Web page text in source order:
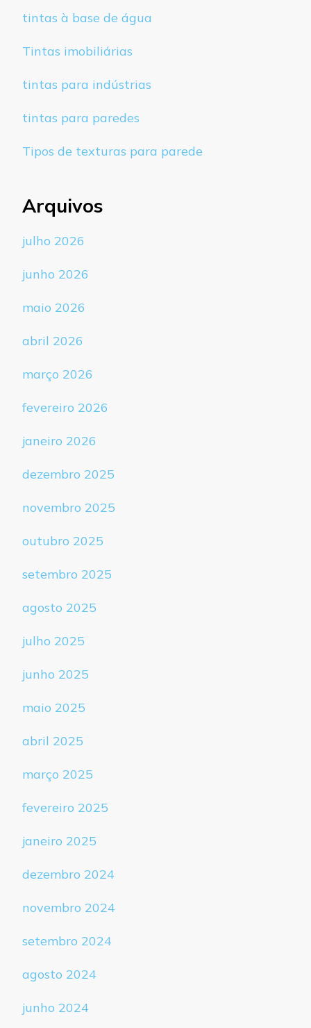
tintas à base de água
Tintas imobiliárias
tintas para indústrias
tintas para paredes
Tipos de texturas para parede
Arquivos
julho 2026
junho 2026
maio 2026
abril 2026
março 2026
fevereiro 2026
janeiro 2026
dezembro 2025
novembro 2025
outubro 2025
setembro 2025
agosto 2025
julho 2025
junho 2025
maio 2025
abril 2025
março 2025
fevereiro 2025
janeiro 2025
dezembro 2024
novembro 2024
setembro 2024
agosto 2024
junho 2024